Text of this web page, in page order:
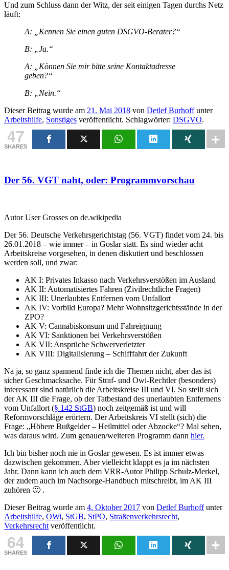
Und zum Schluss dann der Witz, der seit einigen Tagen durchs Netz
läuft:
A: „Kennen Sie einen guten DSGVO-Berater?“
B: „Ja.“
A: „Können Sie mir bitte seine Kontaktadresse
geben?“
B: „Nein.“
Dieser Beitrag wurde am 21. Mai 2018 von Detlef Burhoffunter
Arbeitshilfe, Sonstiges veröffentlicht. Schlagwörter: DSGVO.
47
SHARES
Der 56. VGT naht, oder: Programmvorschau
Autor User Grosses on de.wikipedia
Der 56. Deutsche Verkehrsgerichtstag (56. VGT) findet vom 24. bis
26.01.2018 – wie immer – in Goslar statt. Es sind wieder acht
Arbeitskreise vorgesehen, in denen diskutiert und beschlossen
werden soll, und zwar:
AK I: Privates Inkasso nach Verkehrsverstößen im Ausland
AK II: Automatisiertes Fahren (Zivilrechtliche Fragen)
AK III: Unerlaubtes Entfernen vom Unfallort
AK IV: Vorbild Europa? Mehr Wohnsitzgerichtsstände in der
ZPO?
AK V: Cannabiskonsum und Fahreignung
AK VI: Sanktionen bei Verkehrsverstößen
AK VII: Ansprüche Schwerverletzter
AK VIII: Digitalisierung – Schifffahrt der Zukunft
Na ja, so ganz spannend finde ich die Themen nicht, aber das ist
sicher Geschmacksache. Für Straf- und Owi-Rechtler (besonders)
interessant sind natürlich die Arbeitskreise III und VI. So stellt sich
der AK III die Frage, ob der Tatbestand des unerlaubten Entfernens
vom Unfallort (§ 142 StGB) noch zeitgemäß ist und will
Reformvorschläge erörtern. Der Arbeitskreis VI stellt (sich) die
Frage: „Höhere Bußgelder – Heilmittel oder Abzocke“? Mal sehen,
was daraus wird. Zum genauen/weiteren Programm dann hier.
Ich bin bisher noch nie in Goslar gewesen. Es ist immer etwas
dazwischen gekommen. Aber vielleicht klappt es ja im nächsten
Jahr. Dann kann ich auch dem VRR-Autor Philipp Schulz-Merkel,
der zudem auch im Nachsorge-Handbuch mitschreibt, im AK III
zuhören 🙂 .
Dieser Beitrag wurde am 4. Oktober 2017 von Detlef Burhoffunter
Arbeitshilfe, OWi, StGB, StPO, Straßenverkehrsrecht,
Verkehrsrecht veröffentlicht.
64
SHARES